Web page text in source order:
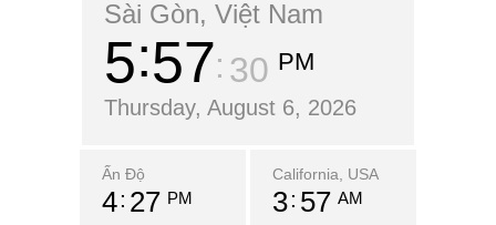
Sài Gòn, Việt Nam
5 57 32 PM
Thursday, August 6, 2026
Ấn Độ
4 27 PM
California, USA
3 57 AM